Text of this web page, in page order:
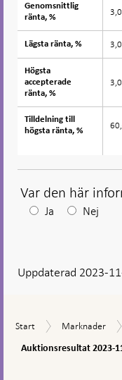
Genomsnittlig
ränta, %
Lägsta ränta, %
Högsta
accepterade
ränta, %
Tilldelning till
högsta ränta, %
Genomsnittlig
ränta, %
Lägsta ränta, %
Högsta
accepterade
ränta, %
Tilldelning till
högsta ränta, %
Var den här
Efter
visas
Ja Nej
Uppdaterad 2023-
Start
Start Marknader
Marknader
Auktionsresultat 2023-